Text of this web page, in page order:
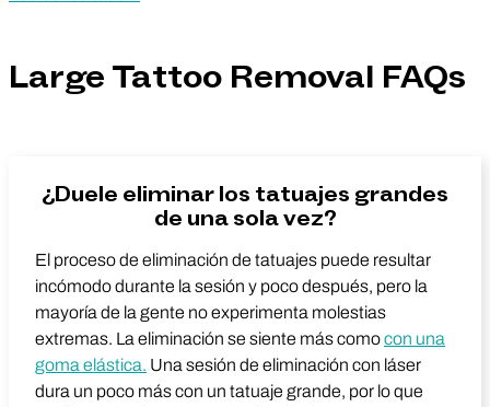
Large Tattoo Removal FAQs
¿Duele eliminar los tatuajes grandes
de una sola vez?
El proceso de eliminación de tatuajes puede resultar
incómodo durante la sesión y poco después, pero la
mayoría de la gente no experimenta molestias
extremas. La eliminación se siente más comocon una
goma elástica. Una sesión de eliminación con láser
dura un poco más con un tatuaje grande, por lo que